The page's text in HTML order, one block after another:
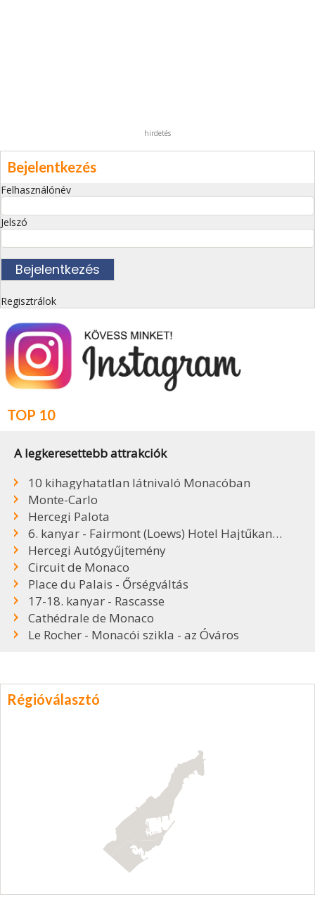
hirdetés
Bejelentkezés
Felhasználónév
Jelszó
Regisztrálok
TOP 10
A legkeresettebb attrakciók
10 kihagyhatatlan látnivaló Monacóban
Monte-Carlo
Hercegi Palota
6. kanyar - Fairmont (Loews) Hotel Hajtűkanyar
Hercegi Autógyűjtemény
Circuit de Monaco
Place du Palais - Őrségváltás
17-18. kanyar - Rascasse
Cathédrale de Monaco
Le Rocher - Monacói szikla - az Óváros
Régióválasztó